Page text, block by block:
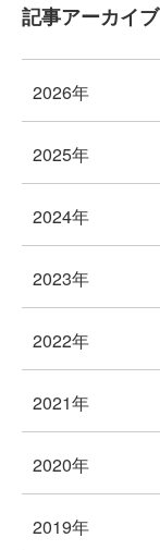
記事アーカイブ
2026年
2025年
2024年
2023年
2022年
2021年
2020年
2019年